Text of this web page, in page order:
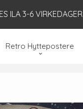
ILA 3-6 VIRKEDAGER
Retro Hyttepostere